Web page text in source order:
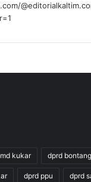
kukar dprd bontang
dprd ppu dprd